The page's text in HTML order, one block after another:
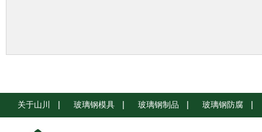
关于山川 玻璃钢模具 玻璃钢制品 玻璃钢防腐